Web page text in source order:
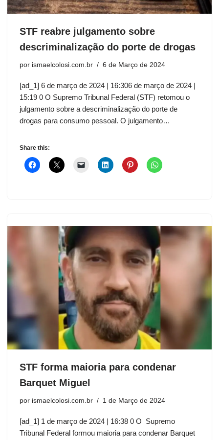
STF reabre julgamento sobre
descriminalização do porte de drogas
por ismaelcolosi.com.br 6 de Março de 2024
[ad_1] 6 de março de 2024 | 16:306 de março de 2024 |
15:19 0 O Supremo Tribunal Federal (STF) retomou o
julgamento sobre a descriminalização do porte de
drogas para consumo pessoal. O julgamento…
Share this:
STF forma maioria para condenar
Barquet Miguel
por ismaelcolosi.com.br 1 de Março de 2024
[ad_1] 1 de março de 2024 | 16:38 0 O Supremo
Tribunal Federal formou maioria para condenar Barquet